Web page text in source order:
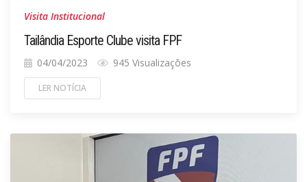
Visita Institucional
Tailândia Esporte Clube visita FPF
04/04/2023 945 Visualizações
LER NOTÍCIA